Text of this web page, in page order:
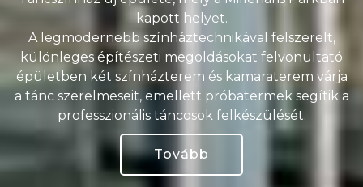
kapott helyet.
A legmodernebb színháztechnikával felszerelt,
különleges építészeti megoldásokat felvonultató
épületben két színházterem és kamaraterem várja
a tánc szerelmeseit, emellett próbatermek segítik a
professzionális táncosok felkészülését.
Tovább